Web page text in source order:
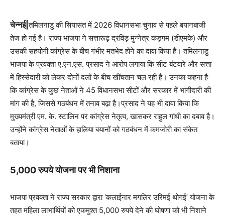
चेन्नई|तमिलनाडु की सियासत में 2026 विधानसभा चुनाव से पहले बयानबाजी
तेज हो गई है। राज्य भाजपा ने सत्तारूढ़ द्रविड़ मुन्नेत्र कड़गम (डीएमके) और
उसकी सहयोगी कांग्रेस के बीच गंभीर मतभेद होने का दावा किया है। तमिलनाडु
भाजपा के प्रवक्ता ए.एन.एस. प्रसाद ने आरोप लगाया कि सीट बंटवारे और सत्ता
में हिस्सेदारी को लेकर दोनों दलों के बीच खींचतान चल रही है। उनका कहना है
कि कांग्रेस के कुछ नेताओं ने 45 विधानसभा सीटों और सरकार में भागीदारी की
मांग की है, जिससे गठबंधन में तनाव बढ़ा है।प्रसाद ने यह भी दावा किया कि
मुख्यमंत्री एम. के. स्टालिन पर कांग्रेस नेतृत्व, खासकर राहुल गांधी का दबाव है।
उन्होंने कांग्रेस नेताओं के हालिया बयानों को गठबंधन में कमजोरी का संकेत
बताया।
5,000 रुपये योजना पर भी निशाना
भाजपा प्रवक्ता ने राज्य सरकार द्वारा ‘कलाईनार मगलिर उरिमई थोगई’ योजना के
तहत महिला लाभार्थियों को एकमुश्त 5,000 रुपये देने की घोषणा को भी निशाने